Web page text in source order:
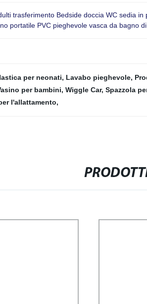
trasferimento Bedside doccia WC sedia
portatile PVC pieghevole vasca da bagno
per neonati, Lavabo pieghevole,
per bambini, Wiggle Car, Spazzola
l'allattamento,